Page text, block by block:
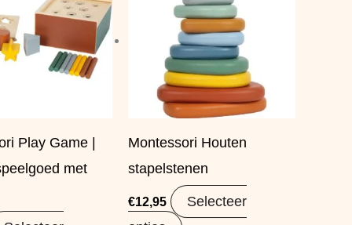
Play Game |
met
Montessori Houten
stapelstenen
€12,95
Selecteer